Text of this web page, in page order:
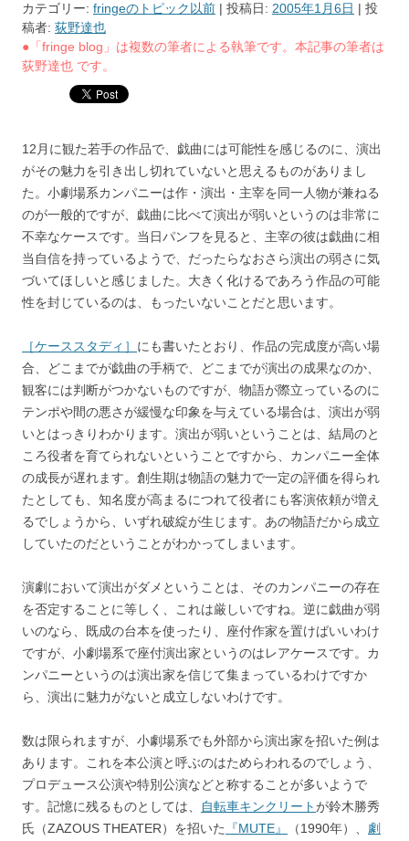
カテゴリー: fringeのトピック以前 | 投稿日: 2005年1月6日 | 投
稿者: 荻野達也
●「fringe blog」は複数の筆者による執筆です。本記事の筆者は
荻野達也 です。
12月に観た若手の作品で、戯曲には可能性を感じるのに、演出
がその魅力を引き出し切れていないと思えるものがありまし
た。小劇場系カンパニーは作・演出・主宰を同一人物が兼ねる
のが一般的ですが、戯曲に比べて演出が弱いというのは非常に
不幸なケースです。当日パンフを見ると、主宰の彼は戯曲に相
当自信を持っているようで、だったらなおさら演出の弱さに気
づいてほしいと感じました。大きく化けるであろう作品の可能
性を封じているのは、もったいないことだと思います。
［ケーススタディ］ にも書いたとおり、作品の完成度が高い場
合、どこまでが戯曲の手柄で、どこまでが演出の成果なのか、
観客には判断がつかないものですが、物語が際立っているのに
テンポや間の悪さが緩慢な印象を与えている場合は、演出が弱
いとはっきりわかります。演出が弱いということは、結局のと
ころ役者を育てられないということですから、カンパニー全体
の成長が遅れます。創生期は物語の魅力で一定の評価を得られ
たとしても、知名度が高まるにつれて役者にも客演依頼が増え
るでしょうから、いずれ破綻が生じます。あの物語だから成立
していたのだということがわかってしまいます。
演劇において演出がダメということは、そのカンパニーの存在
を否定することに等しく、これは厳しいですね。逆に戯曲が弱
いのなら、既成の台本を使ったり、座付作家を置けばいいわけ
ですが、小劇場系で座付演出家というのはレアケースです。カ
ンパニーというのは演出家を信じて集まっているわけですか
ら、演出に魅力がないと成立しないわけです。
数は限られますが、小劇場系でも外部から演出家を招いた例は
あります。これを本公演と呼ぶのはためらわれるのでしょう、
プロデュース公演や特別公演などと称することが多いようで
す。記憶に残るものとしては、
自転車キンクリートが鈴木勝秀
氏（ZAZOUS THEATER）を招いた
『MUTE』 （1990年）、 劇